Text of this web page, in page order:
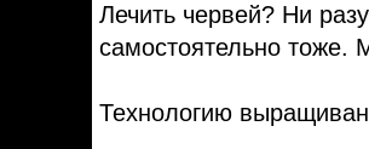
Лечить червей? Ни
самостоятельно тоже.
Технологию